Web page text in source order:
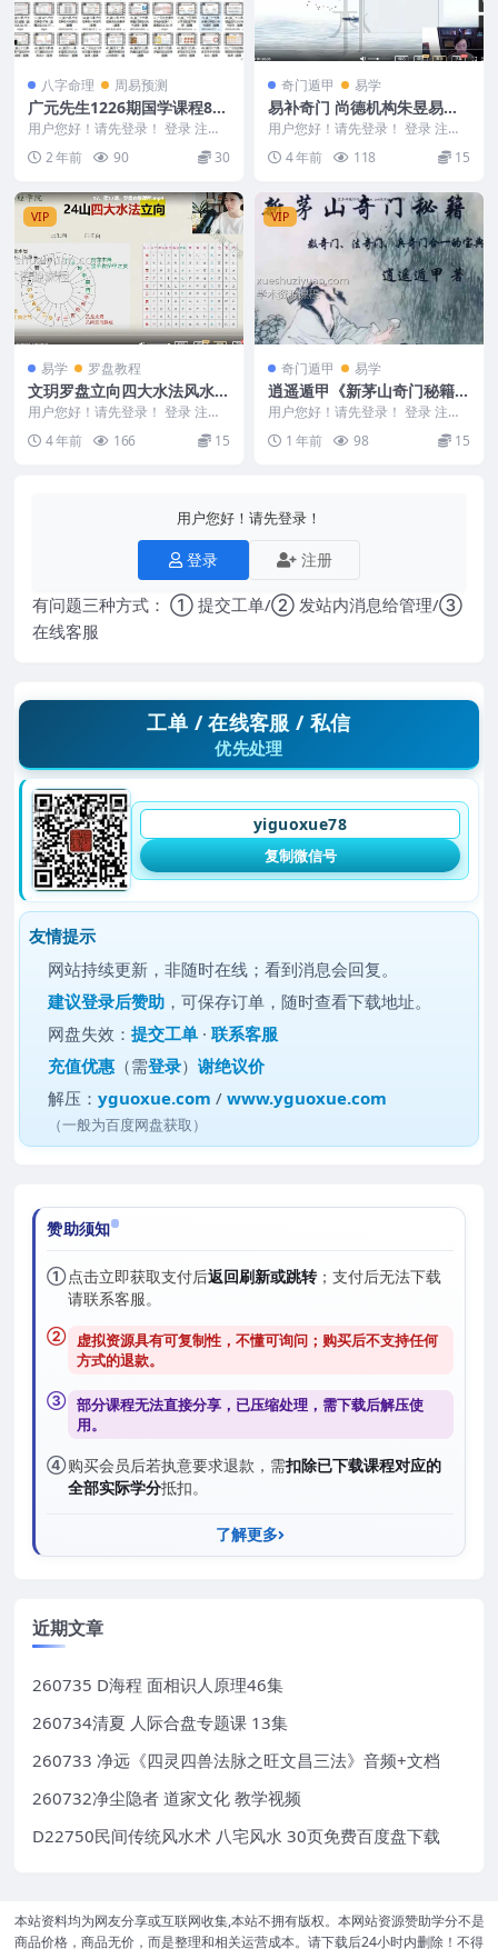
八字命理 周易预测
广元先生1226期国学课程80
集Y
用户您好！请先登录！ 登录 注册
广元先生1226期国学课程80集Y 2
4123...
2 年前 90 30
奇门遁甲 易学
易补奇门 尚德机构朱昱易补
奇门课程视频7集
用户您好！请先登录！ 登录 注册
易补奇门 易补奇门 尚德机构朱昱
易补奇门课程视...
4 年前 118 15
VIP
易学 罗盘教程
文玥罗盘立向四大水法风水高
级课程18集 视频
用户您好！请先登录！ 登录 注册
文玥罗盘立向四大水法高级课程
文玥罗盘 编号：...
4 年前 166 15
VIP
奇门遁甲 易学
逍遥遁甲《新茅山奇门秘籍》
300页
用户您好！请先登录！ 登录 注册
逍遥遁甲《新茅山奇门秘籍》 300
页 2502...
1 年前 98 15
用户您好！请先登录！
登录 注册
有问题三种方式： ① 提交工单/② 发站内消息给管理/③
在线客服
工单 / 在线客服 / 私信
优先处理
yiguoxue78
复制微信号
友情提示
网站持续更新，非随时在线；看到消息会回复。
建议登录后赞助 ，可保存订单，随时查看下载地址。
网盘失效：提交工单 ·联系客服
充值优惠 （需登录）谢绝议价
解压：yguoxue.com /www.yguoxue.com
（一般为百度网盘获取）
赞助须知
①点击立即获取支付后返回刷新或跳转；支付后无法下载
请联系客服。
② 虚拟资源具有可复制性，不懂可询问；购买后不支持任何
方式的退款。
③ 部分课程无法直接分享，已压缩处理，需下载后解压使
用。
④购买会员后若执意要求退款，需扣除已下载课程对应的
全部实际学分抵扣。
了解更多
近期文章
260735 D海程 面相识人原理46集
260734清夏 人际合盘专题课 13集
260733 净远《四灵四兽法脉之旺文昌三法》音频+文档
260732净尘隐者 道家文化 教学视频
D22750民间传统风水术 八宅风水 30页免费百度盘下载
本站资料均为网友分享或互联网收集,本站不拥有版权。本网站资源赞助学分不是
商品价格，商品无价，而是整理和相关运营成本。请下载后24小时内删除！不得